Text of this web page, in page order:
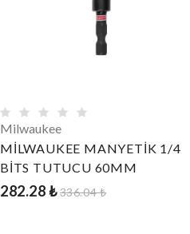
Milwaukee
MİLWAUKEE MANYETİK 1/4
BİTS TUTUCU 60MM
282.28 ₺336.04 ₺